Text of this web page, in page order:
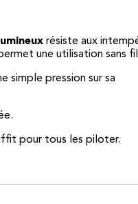
résiste aux
une utilisation sans
simple pression sur sa
pour tous les piloter.